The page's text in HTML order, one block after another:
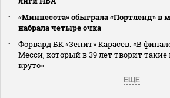
«Миннесота» обыграла «Портленд» в
набрала четыре очка
Форвард БК «Зенит» Карасев: «В
Месси, который в 39 лет творит
круто»
ЕЩЕ